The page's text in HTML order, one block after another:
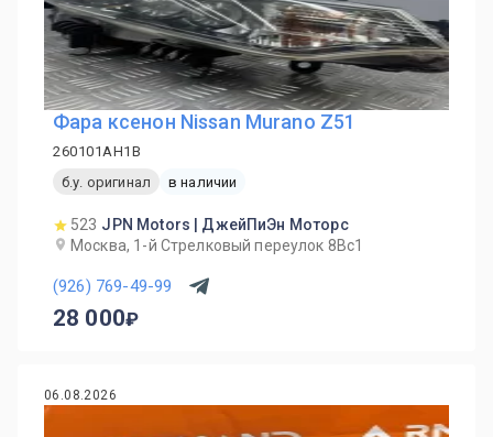
Фара ксенон Nissan Murano Z51
260101AH1B
б.у. оригинал
в наличии
523 JPN Motors | ДжейПиЭн Моторс
Москва, 1-й Cтрелковый переулок 8Вс1
(926) 769-49-99
28 000
06.08.2026